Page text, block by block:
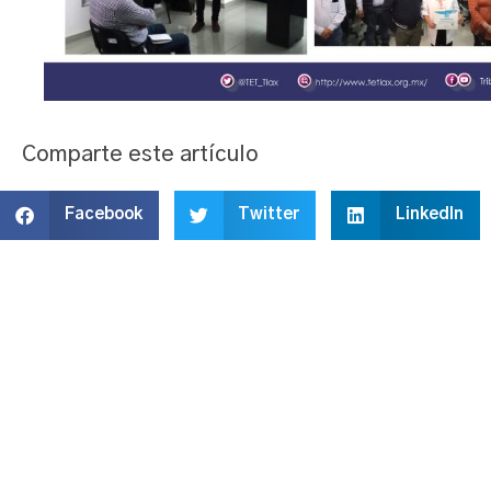
Comparte este artículo
Facebook Twitter LinkedIn